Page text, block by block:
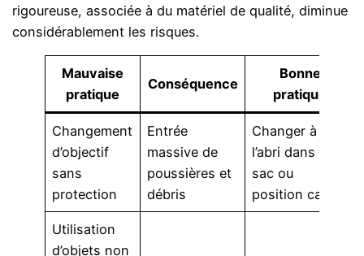
rigoureuse, associée à du matériel de qualité, diminue
considérablement les risques.
Mauvaise
pratique
Conséquence
Bonne
pratique
Changement
d’objectif
sans
protection
Entrée
massive de
poussières et
débris
Changer à
l’abri dans un
sac ou
position calme
Utilisation
d’objets non